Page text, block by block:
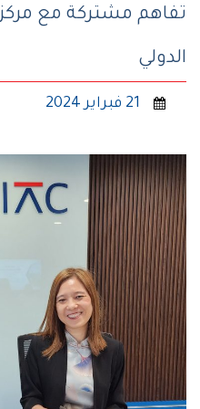
تفاهم مشتركة مع
الدولي
21 فبراير 2024